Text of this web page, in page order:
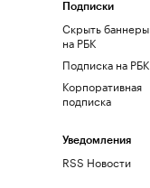
Подписки
Скрыть баннеры
на РБК
Подписка на РБК
Корпоративная
подписка
Уведомления
RSS Новости